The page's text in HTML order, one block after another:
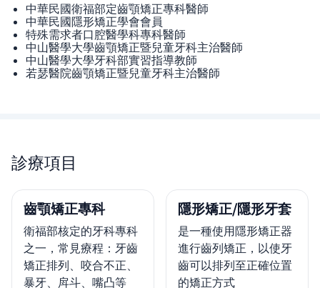
中華民國衛福部定齒顎矯正專科醫師
中華民國隱形矯正學會會員
特殊需求者口腔醫學科專科醫師
中山醫學大學齒顎矯正暨兒童牙科主治醫師
中山醫學大學牙科部實習指導教師
若瑟醫院齒顎矯正暨兒童牙科主治醫師
診療項目
齒顎矯正專科
衛福部核定的牙科專科
之一，常見療程：牙齒
矯正排列、咬合不正、
暴牙、戽斗、嘴凸等
隱形矯正/隱形牙套
是一種使用隱形矯正器
進行齒列矯正，以使牙
齒可以排列至正確位置
的矯正方式